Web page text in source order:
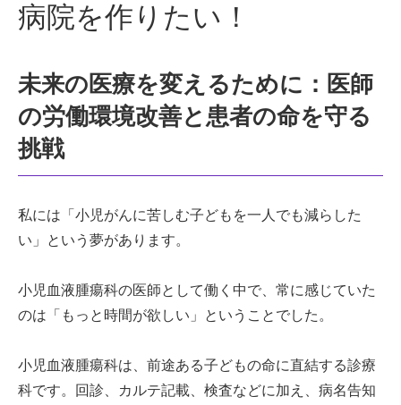
病院を作りたい！
未来の医療を変えるために：医師
の労働環境改善と患者の命を守る
挑戦
私には「小児がんに苦しむ子どもを一人でも減らした
い」という夢があります。
小児血液腫瘍科の医師として働く中で、常に感じていた
のは「もっと時間が欲しい」ということでした。
小児血液腫瘍科は、前途ある子どもの命に直結する診療
科です。回診、カルテ記載、検査などに加え、病名告知